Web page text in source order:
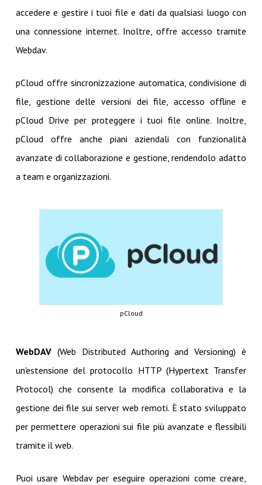
accedere e gestire i tuoi file e dati da qualsiasi luogo con
una connessione internet. Inoltre, offre accesso tramite
Webdav.
pCloud offre sincronizzazione automatica, condivisione di
file, gestione delle versioni dei file, accesso offline e
pCloud Drive per proteggere i tuoi file online. Inoltre,
pCloud offre anche piani aziendali con funzionalità
avanzate di collaborazione e gestione, rendendolo adatto
a team e organizzazioni.
pCloud
WebDAV(Web Distributed Authoring and Versioning) è
un'estensione del protocollo HTTP (Hypertext Transfer
Protocol) che consente la modifica collaborativa e la
gestione dei file sui server web remoti. È stato sviluppato
per permettere operazioni sui file più avanzate e flessibili
tramite il web.
Puoi usare Webdav per eseguire operazioni come creare,